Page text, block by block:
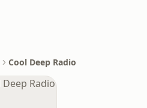
Cool Deep Radio